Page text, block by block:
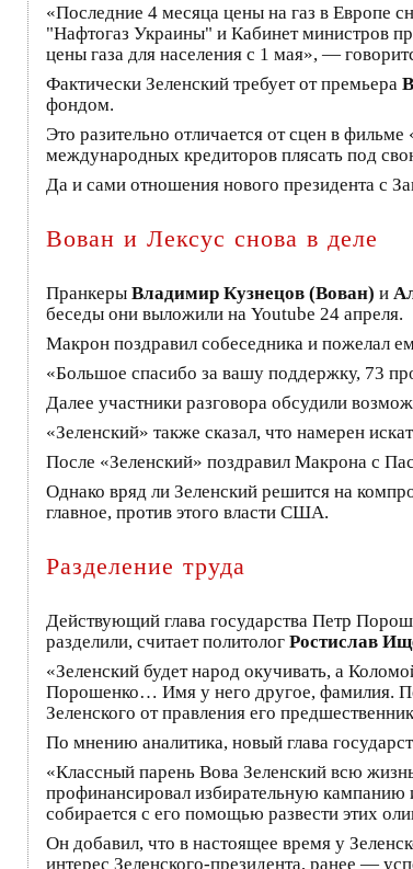
«Последние 4 месяца цены на газ в Европе
"Нафтогаз Украины" и Кабинет министров
цены газа для населения с 1 мая», —
Фактически Зеленский требует от премьера
фондом.
Это разительно отличается от сцен в
международных кредиторов плясать под
Да и сами отношения нового президента с
Вован и Лексус снова в деле
Пранкеры Владимир Кузнецов (Вован) и
беседы они выложили на Youtube 24 апреля.
Макрон поздравил собеседника и пожелал
«Большое спасибо за вашу поддержку, 73
Далее участники разговора обсудили
«Зеленский» также сказал, что намерен
После «Зеленский» поздравил Макрона с
Однако вряд ли Зеленский решится на
главное, против этого власти США.
Разделение труда
Действующий глава государства Петр
разделили, считает политолог Ростислав
«Зеленский будет народ окучивать, а
Порошенко… Имя у него другое, фамилия. По
Зеленского от правления его
По мнению аналитика, новый глава
«Классный парень Вова Зеленский всю
профинансировал избирательную кампанию
собирается с его помощью развести этих
Он добавил, что в настоящее время у
интерес Зеленского-президента, ранее —